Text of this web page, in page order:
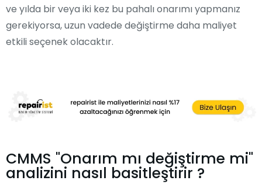
ve yılda bir veya iki kez bu pahalı onarımı yapmanız
gerekiyorsa, uzun vadede değiştirme daha maliyet
etkili seçenek olacaktır.
CMMS "Onarım mı değiştirme mi"
analizini nasıl basitleştirir ?